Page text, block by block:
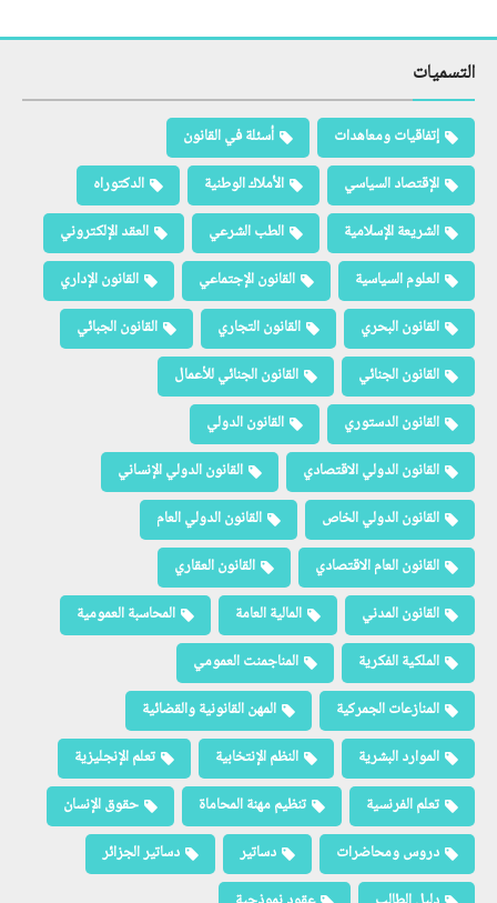
التسميات
إتفاقيات ومعاهدات
أسئلة في القانون
الإقتصاد السياسي
الأملاك الوطنية
الدكتوراه
الشريعة الإسلامية
الطب الشرعي
العقد الإلكتروني
العلوم السياسية
القانون الإجتماعي
القانون الإداري
القانون البحري
القانون التجاري
القانون الجبائي
القانون الجنائي
القانون الجنائي للأعمال
القانون الدستوري
القانون الدولي
القانون الدولي الاقتصادي
القانون الدولي الإنساني
القانون الدولي الخاص
القانون الدولي العام
القانون العام الاقتصادي
القانون العقاري
القانون المدني
المالية العامة
المحاسبة العمومية
الملكية الفكرية
المناجمنت العمومي
المنازعات الجمركية
المهن القانونية والقضائية
الموارد البشرية
النظم الإنتخابية
تعلم الإنجليزية
تعلم الفرنسية
تنظيم مهنة المحاماة
حقوق الإنسان
دروس ومحاضرات
دساتير
دساتير الجزائر